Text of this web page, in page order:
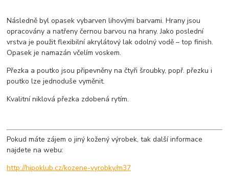
Následně byl opasek vybarven lihovými barvami. Hrany jsou
opracovány a natřeny černou barvou na hrany. Jako poslední
vrstva je použit flexibilní akrylátový lak odolný vodě – top finish.
Opasek je namazán včelím voskem.
Přezka a poutko jsou připevněny na čtyři šroubky, popř. přezku i
poutko lze jednoduše vyměnit.
Kvalitní niklová přezka zdobená rytím.
Pokud máte zájem o jiný kožený výrobek, tak další informace
najdete na webu:
http://hipoklub.cz/kozene-vyrobky/m37